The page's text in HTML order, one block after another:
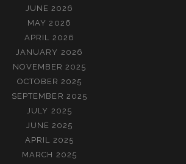
JUNE 2026
MAY 2026
APRIL 2026
JANUARY 2026
NOVEMBER 2025
OCTOBER 2025
SEPTEMBER 2025
JULY 2025
JUNE 2025
APRIL 2025
MARCH 2025